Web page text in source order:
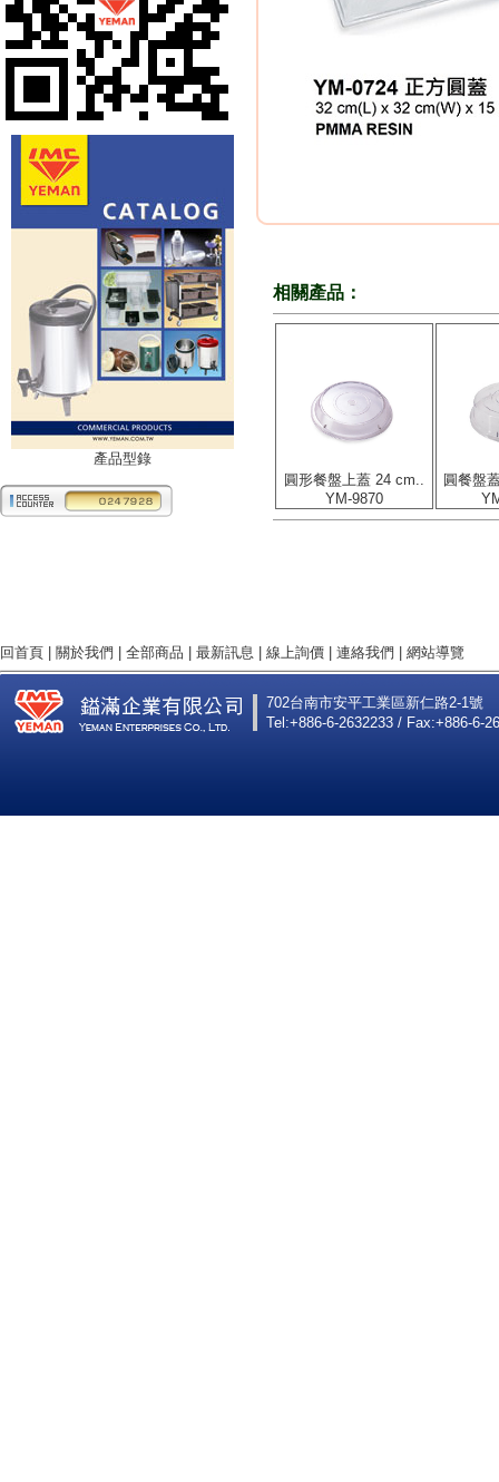
產品型錄
相關產品：
圓形餐盤上蓋 24 cm..
YM-9870
圓餐盤
回首頁 | 關於我們 | 全部商品 | 最新訊息 | 線上詢價 | 連絡我們 | 網站導覽
702台南市安平工業區新仁路2-1號
Tel:+886-6-2632233 / Fax:+886-6-